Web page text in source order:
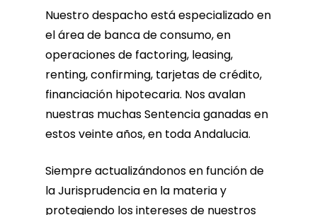
Nuestro despacho está especializado en
el área de banca de consumo, en
operaciones de factoring, leasing,
renting, confirming, tarjetas de crédito,
financiación hipotecaria. Nos avalan
nuestras muchas Sentencia ganadas en
estos veinte años, en toda Andalucia.
Siempre actualizándonos en función de
la Jurisprudencia en la materia y
protegiendo los intereses de nuestros